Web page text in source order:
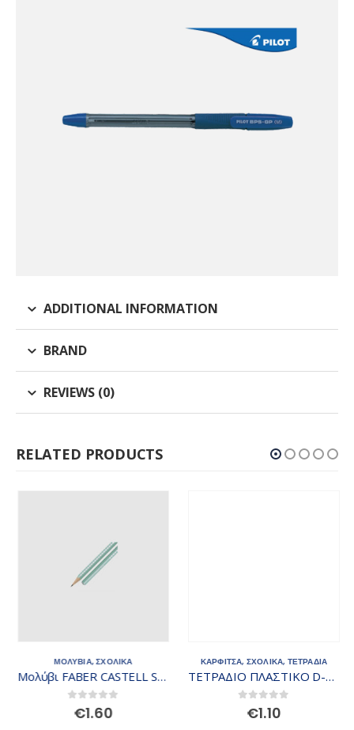
ADDITIONAL INFORMATION
BRAND
REVIEWS (0)
RELATED PRODUCTS
ΜΟΛΥΒΙΑ,ΣΧΟΛΙΚΑ
Μολύβι FABER CASTELL Sparkle B πράσινο μέντας 118203
out of 5
€1.60
ΚΑΡΦΙΤΣΑ, ΣΧΟΛΙΚΑ, ΤΕΤΡΑΔΙΑ
ΤΕΤΡΑΔΙΟ ΠΛΑΣΤΙΚΟ D-COLOR ΦΟΥΞ
out of 5
€1.10